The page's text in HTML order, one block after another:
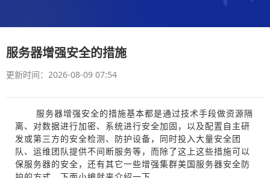
服务器增强安全的措施
更新时间：2026-08-09 07:54
服务器增强安全的措施基本都是通过技术手段做资源隔
离、对数据进行加密、系统进行安全加固，以及配置自主研
发或第三方的安全检测、防护设备，同时投入大量安全团
队、运维团队提供不间断服务等，而除了这上这些措施可以
保服务器的安全，还有其它一些增强集群美国服务器安全防